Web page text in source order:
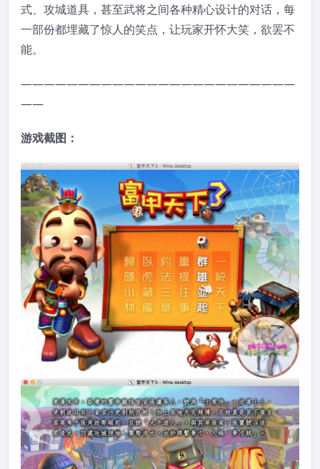
式、攻城道具，甚至武将之间各种精心设计的对话，每
一部份都埋藏了惊人的笑点，让玩家开怀大笑，欲罢不
能。
————————————————————————
——
游戏截图：